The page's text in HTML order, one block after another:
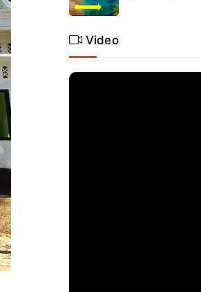
Video